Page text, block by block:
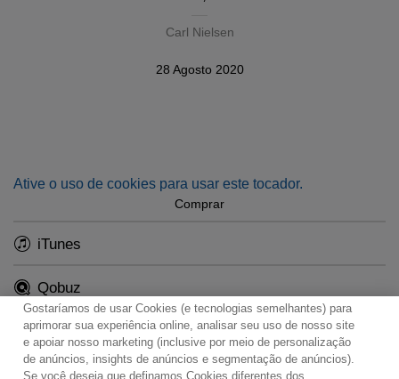
Carl Nielsen
28 Agosto 2020
Ative o uso de cookies para usar este tocador.
Comprar
iTunes
Qobuz
Gostaríamos de usar Cookies (e tecnologias semelhantes) para
aprimorar sua experiência online, analisar seu uso de nosso site
e apoiar nosso marketing (inclusive por meio de personalização
de anúncios, insights de anúncios e segmentação de anúncios).
Se você deseja que definamos Cookies diferentes dos